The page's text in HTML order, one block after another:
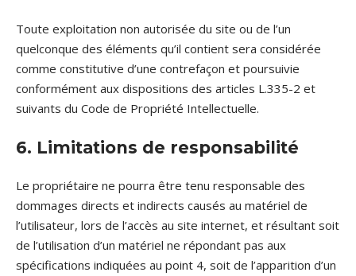
Toute exploitation non autorisée du site ou de l’un
quelconque des éléments qu’il contient sera considérée
comme constitutive d’une contrefaçon et poursuivie
conformément aux dispositions des articles L.335-2 et
suivants du Code de Propriété Intellectuelle.
6. Limitations de responsabilité
Le propriétaire ne pourra être tenu responsable des
dommages directs et indirects causés au matériel de
l’utilisateur, lors de l’accès au site internet, et résultant soit
de l’utilisation d’un matériel ne répondant pas aux
spécifications indiquées au point 4, soit de l’apparition d’un